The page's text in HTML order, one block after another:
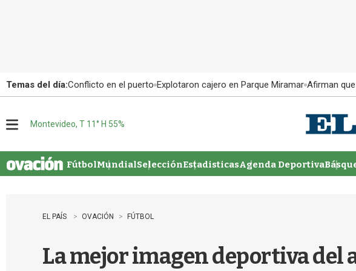
Temas del día:Conflicto en el puerto Explotaron cajero en Parque Miramar Afirman
u
Montevideo, T 11° H 55%
FútbolMundialSelecciónEstadisticasAgenda Deportiva
EL PAÍS OVACIÓN FÚTBOL
La mejor imagen deportiva del